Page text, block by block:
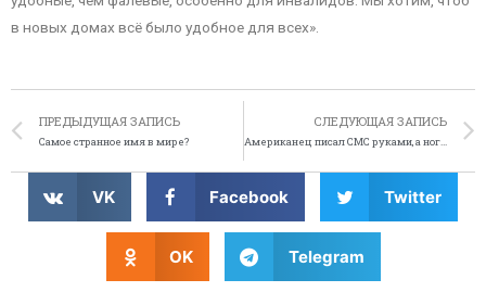
в новых домах всё было удобное для всех».
ПРЕДЫДУЩАЯ ЗАПИСЬ
Самое странное имя в мире?
СЛЕДУЮЩАЯ ЗАПИСЬ
Американец писал СМС руками, а ногами держал руль
VK Facebook Twitter
OK Telegram